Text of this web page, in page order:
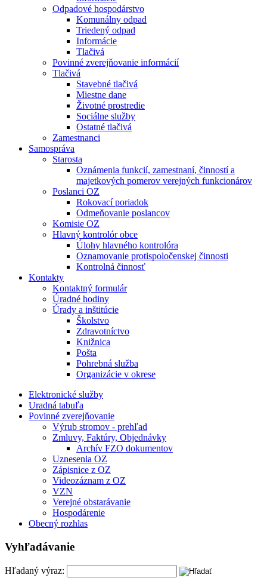
Odpadové hospodárstvo
Komunálny odpad
Triedený odpad
Informácie
Tlačivá
Povinné zverejňovanie informácií
Tlačivá
Stavebné tlačivá
Miestne dane
Životné prostredie
Sociálne služby
Ostatné tlačivá
Zamestnanci
Samospráva
Starosta
Oznámenia funkcií, zamestnaní, činností a
majetkových pomerov verejných funkcionárov
Poslanci OZ
Rokovací poriadok
Odmeňovanie poslancov
Komisie OZ
Hlavný kontrolór obce
Úlohy hlavného kontrolóra
Oznamovanie protispoločenskej činnosti
Kontrolná činnosť
Kontakty
Kontaktný formulár
Úradné hodiny
Úrady a inštitúcie
Školstvo
Zdravotníctvo
Knižnica
Pošta
Pohrebná služba
Organizácie v okrese
Elektronické služby
Uradná tabuľa
Povinné zverejňovanie
Výrub stromov - prehľad
Zmluvy, Faktúry, Objednávky
Archív FZO dokumentov
Uznesenia OZ
Zápisnice z OZ
Videozáznam z OZ
VZN
Verejné obstarávanie
Hospodárenie
Obecný rozhlas
Vyhľadávanie
Hľadaný výraz: